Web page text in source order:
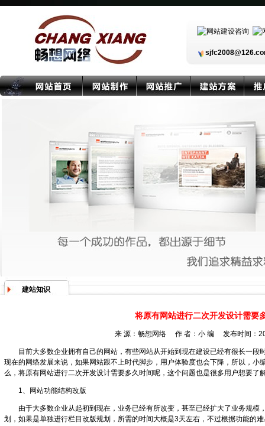
建站知识
将原有网站进行二次开发设计需要
来 源：畅想网络 作 者：小 编 发布时间：
目前大多数企业拥有自己的网站，有些网站从开始到现在建设已经有很长一段
现在的网络发展来说，如果网站跟不上时代脚步，用户体验度也会下降，所以，小
么，将原有网站进行二次开发设计需要多久时间呢，这个问题也是很多用户想要了
1、网站功能结构改版
由于大多数企业从起初到现在，业务已经有所改变，甚至已经扩大了业务规模
划，如果是单独进行栏目改版规划，所需的时间大概是3天左右，不过根据功能的